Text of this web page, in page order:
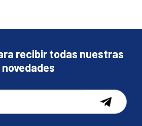
recibir todas nuestras
novedades